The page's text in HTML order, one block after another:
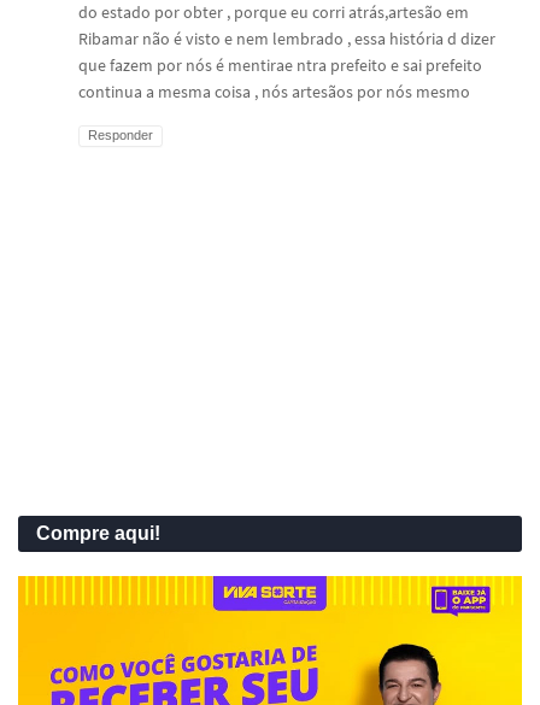
do estado por obter , porque eu corri atrás,artesão em
Ribamar não é visto e nem lembrado , essa história d dizer
que fazem por nós é mentirae ntra prefeito e sai prefeito
continua a mesma coisa , nós artesãos por nós mesmo
Responder
Compre aqui!